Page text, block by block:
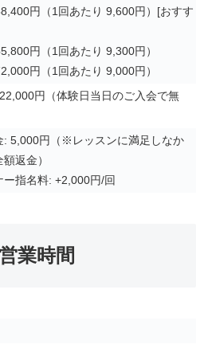
円（1回あたり 9,600円）[おすす
円（1回あたり 9,300円）
円（1回あたり 9,000円）
円（体験日当日のご入会で無
: 5,000円（※レッスンに満足しなか
返金）
ー指名料: +2,000円/回
業時間